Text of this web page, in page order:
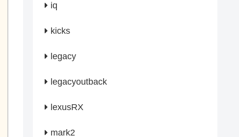
iq
kicks
legacy
legacyoutback
lexusRX
mark2